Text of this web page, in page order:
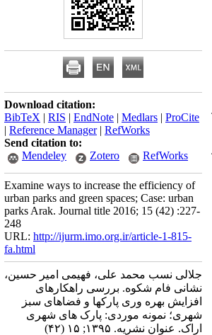
Download citation:
BibTeX | RIS | EndNote | Medlars | ProCite
| Reference Manager| RefWorks
Send citation to:
Mendeley
Zotero RefWorks
Examine ways to increase the efficiency of
urban parks and green spaces; Case: urban
parks Arak. Journal title 2016; 15 (42) :227-
248
URL: http://ijurm.imo.org.ir/article-1-815-
fa.html
جلالی نسب محمد علی، فهیمی امیر حسین،
نشانی فام شکوه. بررسی راهکارهای
افزایش بهره وری پارکها و فضاهای سبز
شهری؛ نمونه موردی: پارک های شهری
اراک. عنوان نشریه. ۱۳۹۵; ۱۵ (۴۲)